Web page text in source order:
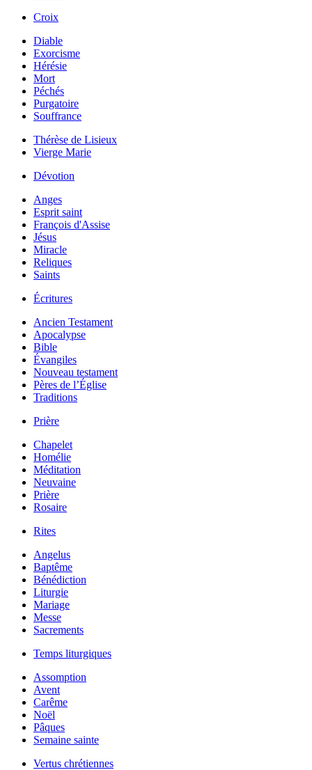
Croix
Diable
Exorcisme
Hérésie
Mort
Péchés
Purgatoire
Souffrance
Thérèse de Lisieux
Vierge Marie
Dévotion
Anges
Esprit saint
François d'Assise
Jésus
Miracle
Reliques
Saints
Écritures
Ancien Testament
Apocalypse
Bible
Évangiles
Nouveau testament
Pères de l’Église
Traditions
Prière
Chapelet
Homélie
Méditation
Neuvaine
Prière
Rosaire
Rites
Angelus
Baptême
Bénédiction
Liturgie
Mariage
Messe
Sacrements
Temps liturgiques
Assomption
Avent
Carême
Noël
Pâques
Semaine sainte
Vertus chrétiennes